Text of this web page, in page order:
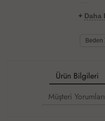
+ Daha
Beden
Ürün Bilgileri
Müşteri Yorumları